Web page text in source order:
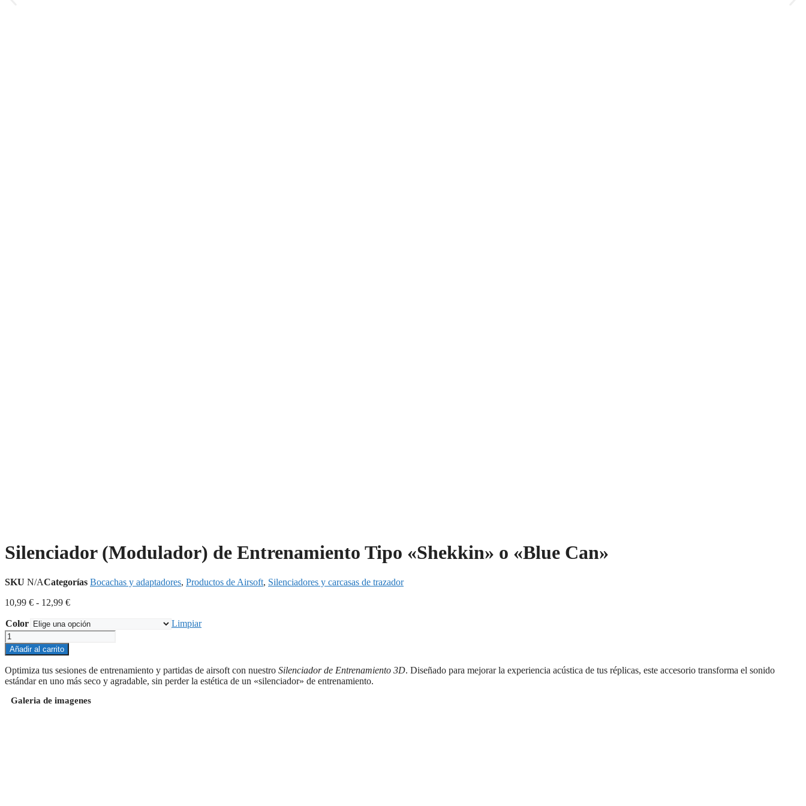
Silenciador (Modulador) de Entrenamiento Tipo «Shekkin» o «Blue Can»
SKU N/ACategorías Bocachas y adaptadores, Productos de Airsoft, Silenciadores y carcasas de trazador
10,99 € - 12,99 €Rango
precios:
desde
12,99 €
Color
Limpiar
Silenciador
(Modulador)
de
Entrenamiento
Tipo
Añadir al carrito
Optimiza tus sesiones de entrenamiento y partidas de airsoft con nuestro Silenciador de Entrenamiento 3D. Diseñado para mejorar la experiencia acústica de tus réplicas, este accesorio transforma el sonido
estándar en uno más seco y agradable, sin perder la estética de un «silenciador» de entrenamiento.
Galeria de imagenes